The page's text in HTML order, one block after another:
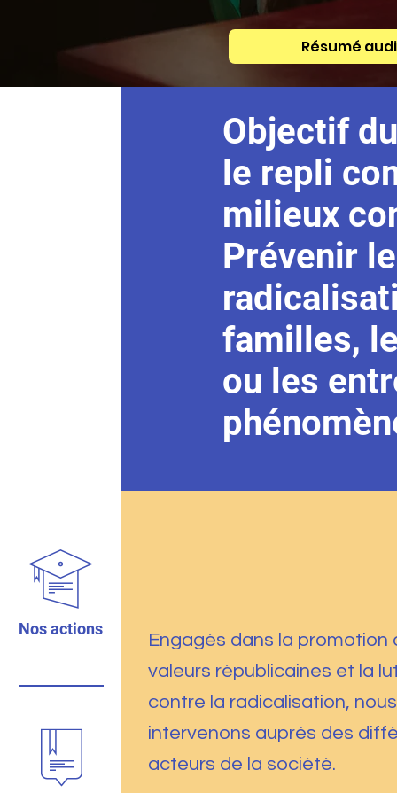
Résumé
Objectif
le repli
milieux
Prévenir
familles,
ou les
Nos actions
Engagés dans la promotion
valeurs républicaines et la
contre la radicalisation, nous
intervenons auprès des
acteurs de la société.